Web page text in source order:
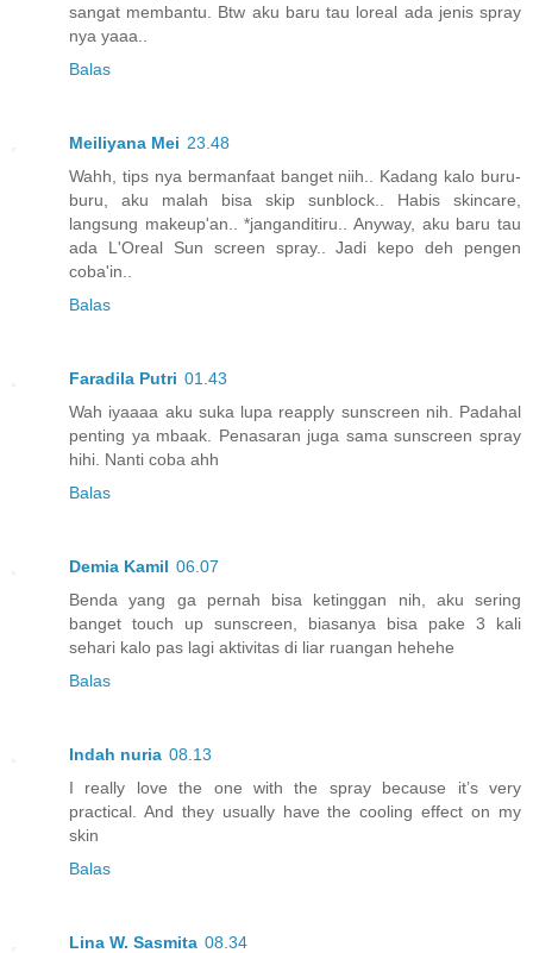
sangat membantu. Btw aku baru tau loreal ada jenis spray
nya yaaa..
Balas
Meiliyana Mei 23.48
Wahh, tips nya bermanfaat banget niih.. Kadang kalo buru-
buru, aku malah bisa skip sunblock.. Habis skincare,
langsung makeup'an.. *janganditiru.. Anyway, aku baru tau
ada L'Oreal Sun screen spray.. Jadi kepo deh pengen
coba'in..
Balas
Faradila Putri 01.43
Wah iyaaaa aku suka lupa reapply sunscreen nih. Padahal
penting ya mbaak. Penasaran juga sama sunscreen spray
hihi. Nanti coba ahh
Balas
Demia Kamil 06.07
Benda yang ga pernah bisa ketinggan nih, aku sering
banget touch up sunscreen, biasanya bisa pake 3 kali
sehari kalo pas lagi aktivitas di liar ruangan hehehe
Balas
Indah nuria 08.13
I really love the one with the spray because it’s very
practical. And they usually have the cooling effect on my
skin
Balas
Lina W. Sasmita 08.34